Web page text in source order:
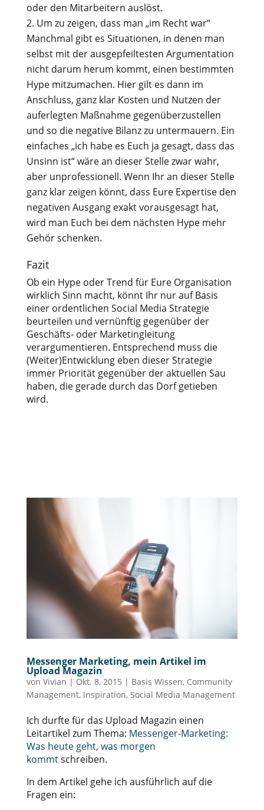
oder den Mitarbeitern auslöst.
Um zu zeigen, dass man „im Recht war“
Manchmal gibt es Situationen, in denen man
selbst mit der ausgepfeiltesten Argumentation
nicht darum herum kommt, einen bestimmten
Hype mitzumachen. Hier gilt es dann im
Anschluss, ganz klar Kosten und Nutzen der
auferlegten Maßnahme gegenüberzustellen
und so die negative Bilanz zu untermauern. Ein
einfaches „ich habe es Euch ja gesagt, dass das
Unsinn ist“ wäre an dieser Stelle zwar wahr,
aber unprofessionell. Wenn Ihr an dieser Stelle
ganz klar zeigen könnt, dass Eure Expertise den
negativen Ausgang exakt vorausgesagt hat,
wird man Euch bei dem nächsten Hype mehr
Gehör schenken.
Fazit
Ob ein Hype oder Trend für Eure Organisation
wirklich Sinn macht, könnt Ihr nur auf Basis
einer ordentlichen Social Media Strategie
beurteilen und vernünftig gegenüber der
Geschäfts- oder Marketingleitung
verargumentieren. Entsprechend muss die
(Weiter)Entwicklung eben dieser Strategie
immer Priorität gegenüber der aktuellen Sau
haben, die gerade durch das Dorf getieben
wird.
Messenger Marketing, mein Artikel im
Upload Magazin
von Vivian | Okt. 8, 2015 | Basis Wissen, Community
Management, Inspiration, Social Media Management
Ich durfte für das Upload Magazin einen
Leitartikel zum Thema: Messenger-Marketing:
Was heute geht, was morgen
kommtschreiben.
In dem Artikel gehe ich ausführlich auf die
Fragen ein: